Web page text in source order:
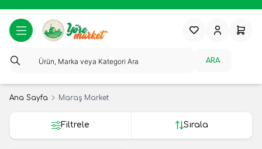
ARA
FavorilerimHesabım
Ana Sayfa Maraş Market
Filtrele Sırala